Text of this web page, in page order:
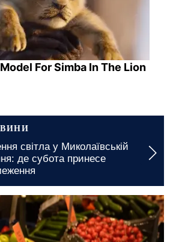
For Simba In The Lion
світла у Миколаївській
де субота принесе